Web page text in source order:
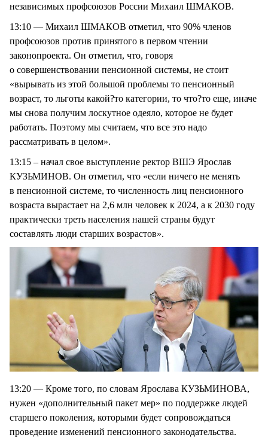
независимых профсоюзов России Михаил ШМАКОВ.
13:10 — Михаил ШМАКОВ отметил, что 90% членов
профсоюзов против принятого в первом чтении
законопроекта. Он отметил, что, говоря
о совершенствовании пенсионной системы, не стоит
«вырывать из этой большой проблемы то пенсионный
возраст, то льготы какой?то категории, то что?то еще, иначе
мы снова получим лоскутное одеяло, которое не будет
работать. Поэтому мы считаем, что все это надо
рассматривать в целом».
13:15 – начал свое выступление ректор ВШЭ Ярослав
КУЗЬМИНОВ. Он отметил, что «если ничего не менять
в пенсионной системе, то численность лиц пенсионного
возраста вырастает на 2,6 млн человек к 2024, а к 2030 году
практически треть населения нашей страны будут
составлять люди старших возрастов».
13:20 — Кроме того, по словам Ярослава КУЗЬМИНОВА,
нужен «дополнительный пакет мер» по поддержке людей
старшего поколения, которыми будет сопровождаться
проведение изменений пенсионного законодательства.